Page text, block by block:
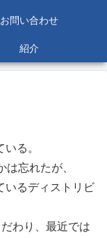
お問い合わせ
紹介
る。
忘れたが、
いるディストリビ
わり、最近では